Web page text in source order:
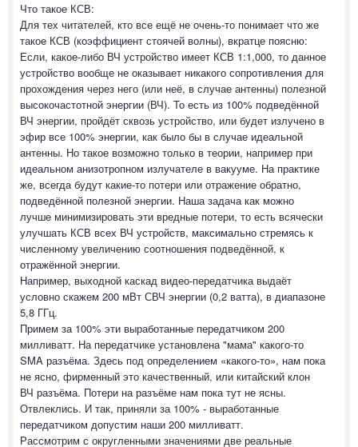
Что такое КСВ:
Для тех читателей, кто все ещё не очень-то понимает что же
такое КСВ (коэффициент стоячей волны), вкратце поясню:
Если, какое-либо ВЧ устройство имеет КСВ 1:1,000, то данное
устройство вообще не оказывает никакого сопротивления для
прохождения через него (или неё, в случае антенны) полезной
высокочастотной энергии (ВЧ). То есть из 100% подведённой
ВЧ энергии, пройдёт сквозь устройство, или будет излучено в
эфир все 100% энергии, как было бы в случае идеальной
антенны. Но такое возможно только в теории, например при
идеальном анизотропном излучателе в вакууме. На практике
же, всегда будут какие-то потери или отражение обратно,
подведённой полезной энергии. Наша задача как можно
лучше минимизировать эти вредные потери, то есть всячески
улучшать КСВ всех ВЧ устройств, максимально стремясь к
численному увеличению соотношения подведённой, к
отражённой энергии.
Например, выходной каскад видео-передатчика выдаёт
условно скажем 200 мВт СВЧ энергии (0,2 ватта), в диапазоне
5,8 ГГц.
Примем за 100% эти выработанные передатчиком 200
милливатт. На передатчике установлена "мама" какого-то
SMA разъёма. Здесь под определением «какого-то», нам пока
не ясно, фирменный это качественный, или китайский клон
ВЧ разъёма. Потери на разъёме нам пока тут не ясны.
Отвлеклись. И так, приняли за 100% - выработанные
передатчиком допустим наши 200 милливатт.
Рассмотрим с округленными значениями две реальные